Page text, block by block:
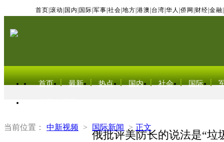
首页 滚动 国内 国际 军事 社会 地方 港澳 台湾 华人 侨网 财经 金融
首页 最新 热点 国内 社会 国际
当前位置： 中新视频 > 国际新闻 > 正文
俄批评美防长的说法是“垃